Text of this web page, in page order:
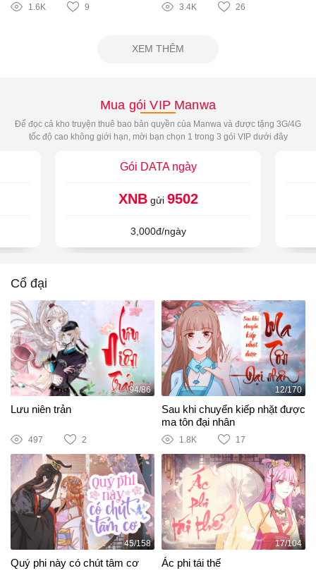
1.6K 9 3.4K 26
XEM THÊM
Mua gói VIP Manwa
Để đọc cả kho truyện thuê bao bản quyền của Manwa và được tặng 3G/4G
tốc độ cao không giới hạn, mời bạn chọn 1 trong 3 gói VIP dưới đây
Gói DATA ngày
XNBgửi 9502
3,000đ/ngày
Cổ đại
94/86
Lưu niên trản
497 2
12/170
Sau khi chuyển kiếp nhặt được
ma tôn đại nhân
1.8K 17
45/158
Quý phi này có chút tâm cơ
17/104
Ác phi tái thế